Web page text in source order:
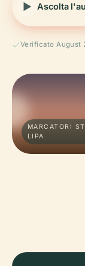
Ascolta
Verificato August
MARCATORI
LIPA